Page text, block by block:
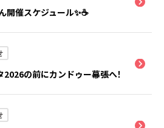
開催スケジュール✨☕
の前にカンドゥー幕張へ！